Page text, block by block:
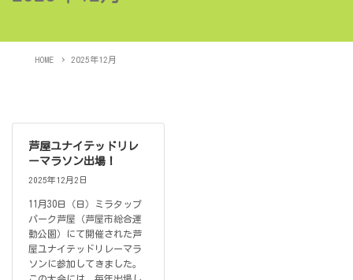
HOME 2025年12月
芦屋ユナイテッドリレ
ーマラソン出場！
2025年12月2日
11月30日（日）ミラタップ
パーク芦屋（芦屋市総合運
動公園）にて開催された芦
屋ユナイテッドリレーマラ
ソンに参加してきました。